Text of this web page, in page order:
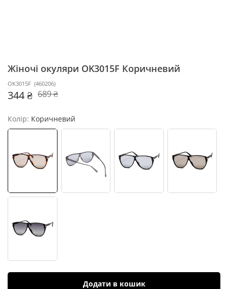
Жіночі окуляри OK3015F Коричневий
OK3015F (460206)
344 ₴ 689 ₴
Колір: Коричневий
Додати в кошик